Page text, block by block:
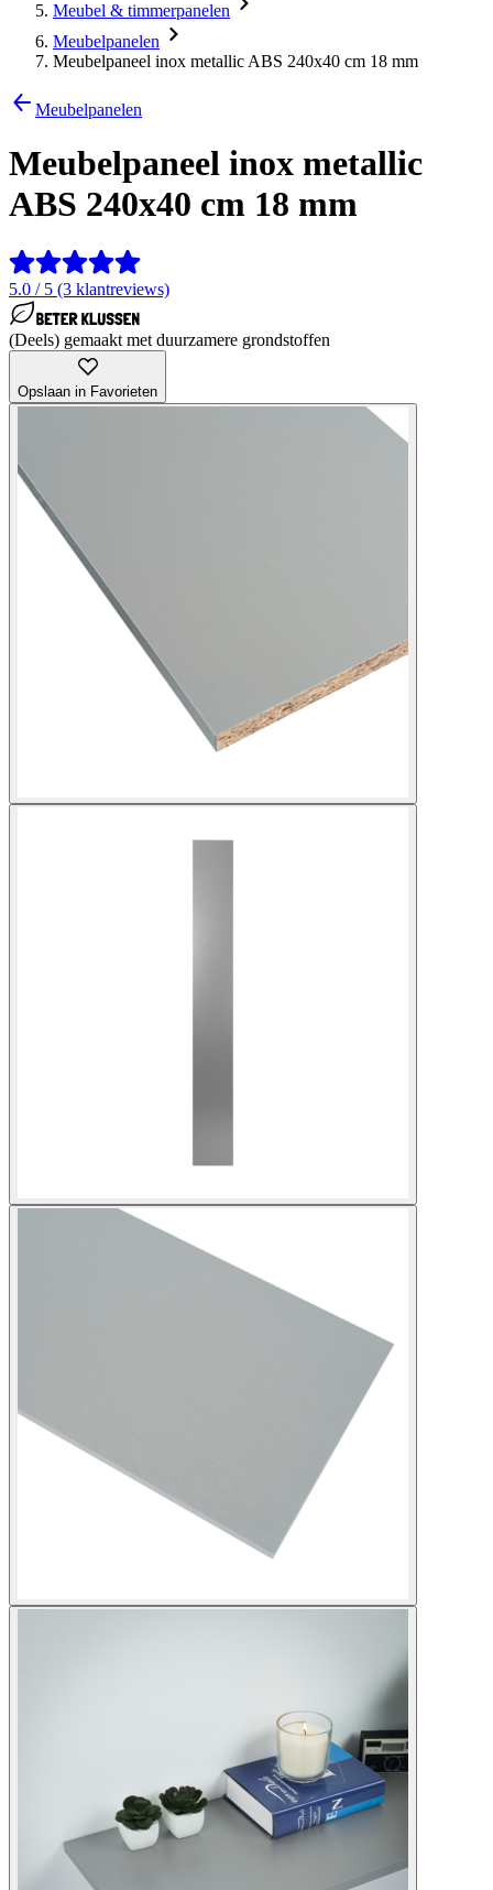
Meubel & timmerpanelen
Meubelpanelen
Meubelpaneel inox metallic ABS 240x40 cm 18 mm
Meubelpanelen
Meubelpaneel inox metallic
ABS 240x40 cm 18 mm
5.0 / 5 (3 klantreviews)
(Deels) gemaakt met duurzamere grondstoffen
Opslaan in Favorieten